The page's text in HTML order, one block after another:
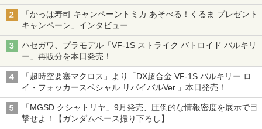
【ガンダムベース撮り下ろし】
「かっぱ寿司 キャンペーントミカ あそべる！くるま プレゼント
キャンペーン」インタビュー
子どもが楽しめるかっぱ寿司ならではの体験とコラボの楽しさを
追求
ハセガワ、プラモデル「VF-1S ストライク バトロイド バルキリ
ー」再販分を本日発売！
「超時空要塞マクロス」より「DX超合金 VF-1S バルキリー ロ
イ・フォッカースペシャル リバイバルVer.」本日発売！
「MGSD クシャトリヤ」9月発売、圧倒的な情報密度を展示で目
撃せよ！【ガンダムベース撮り下ろし】